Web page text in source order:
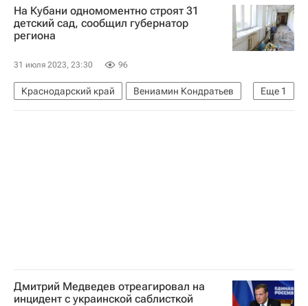
Гильермо Абаскаль
Урал
РПЛ 2026-2027 (Чемпионат России по футболу)
На Кубани одномоментно строят 31
детский сад, сообщил губернатор
региона
31 июля 2023, 23:30 96
Еще 1
Краснодарский край
Вениамин Кондратьев
Сочи
Дмитрий Медведев отреагировал на
инцидент с украинской саблисткой